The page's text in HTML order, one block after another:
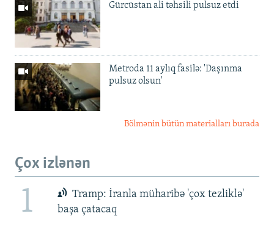
Gürcüstan ali təhsili pulsuz etdi
Metroda 11 aylıq fasilə: 'Daşınma
pulsuz olsun'
Bölmənin bütün materialları burada
Çox izlənən
1
Tramp: İranla müharibə 'çox tezliklə'
başa çatacaq